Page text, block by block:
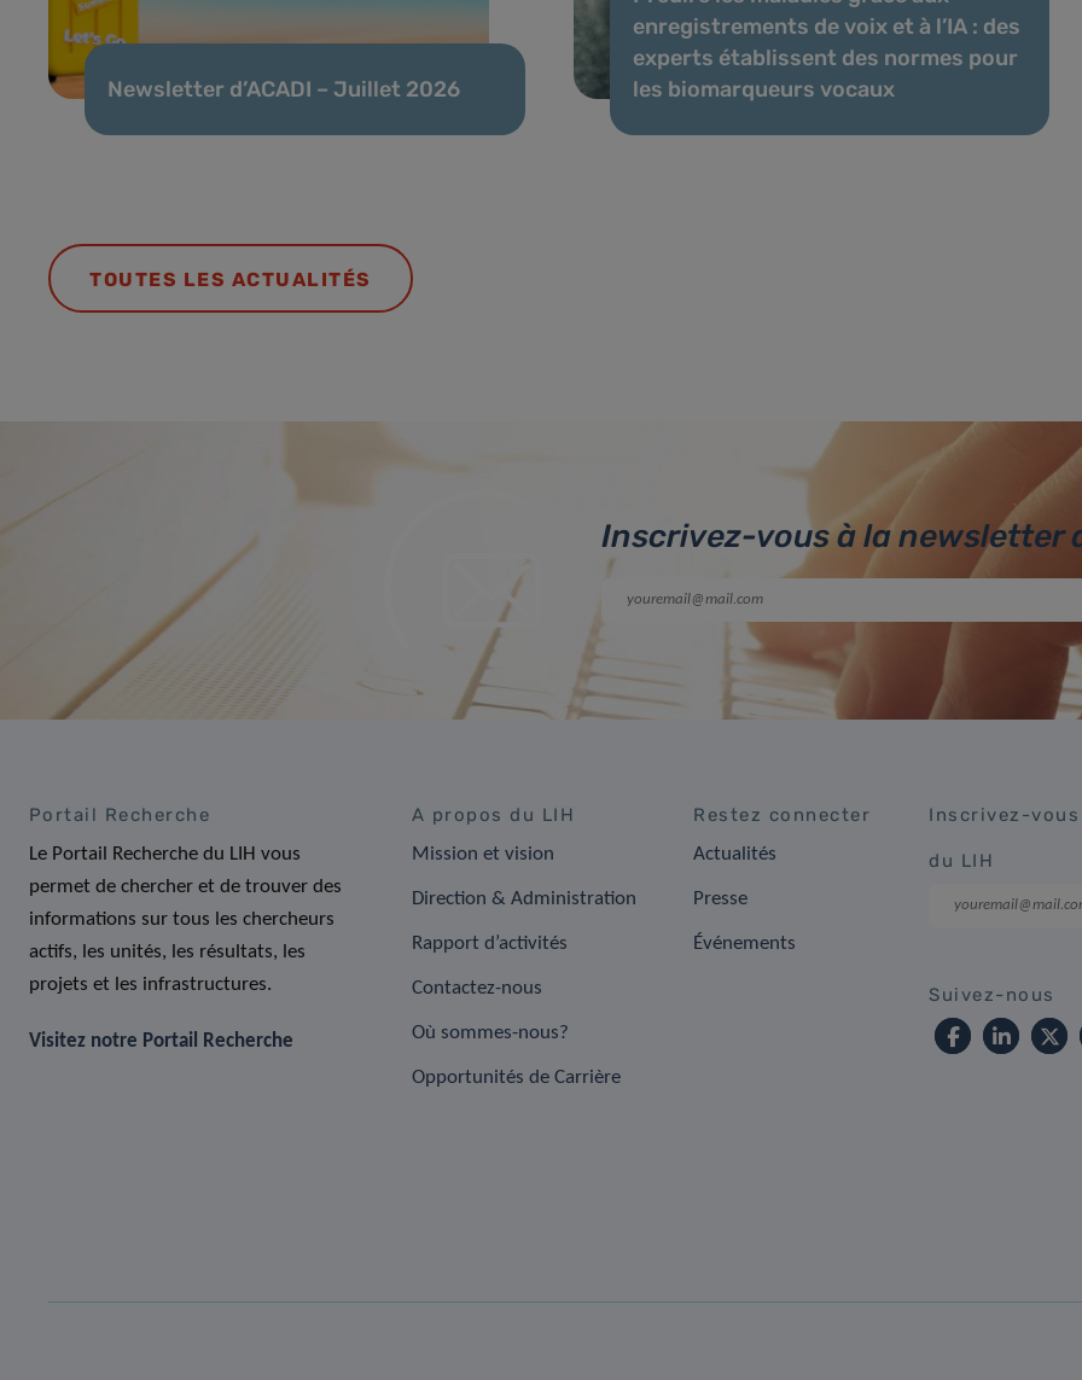
Newsletter d’ACADI – Juillet 2026
enregistrements de voix et à l’IA : des
experts établissent des normes pour
les biomarqueurs vocaux
TOUTES LES ACTUALITÉS
Inscrivez-vous à la newsletter
Portail Recherche
Le Portail Recherche du LIH vous
permet de chercher et de trouver des
informations sur tous les chercheurs
actifs, les unités, les résultats, les
projets et les infrastructures.
Visitez notre Portail Recherche
A propos du LIH
Mission et vision
Direction & Administration
Rapport d’activités
Contactez-nous
Où sommes-nous?
Opportunités de Carrière
Restez connecter
Actualités
Presse
Événements
Inscrivez-
du LIH
Suivez-nous